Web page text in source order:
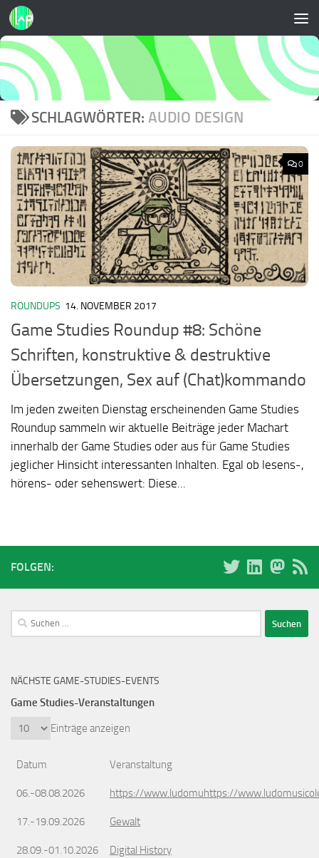
Zum Inhalt springen
SCHLAGWÖRTER: AUDIO DESIGN
0
ROUNDUPS 14. NOVEMBER 2017
Game Studies Roundup #8: Schöne
Schriften, konstruktive & destruktive
Übersetzungen, Sex auf (Chat)kommando
Im jeden zweiten Dienstag erscheinenden Game Studies
Roundup sammeln wir aktuelle Beiträge jeder Machart
innerhalb der Game Studies oder aus für Game Studies
jeglicher Hinsicht interessanten Inhalten. Egal ob lesens-,
hörens- oder sehenswert: Diese...
FOLGEN:
Suchen
nach:
NÄCHSTE GAME-STUDIES-EVENTS
Game Studies-Veranstaltungen
Einträge anzeigen
Datum Veranstaltung
06.-08.08.2026 https://www.ludomuhttps://
17.-19.09.2026 Gewalt
28.09.-01.10.2026 Digital History